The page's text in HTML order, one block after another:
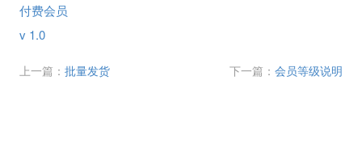
付费会员
v 1.0
上一篇： 批量发货 下一篇： 会员等级说明